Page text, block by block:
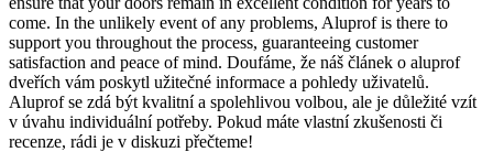
come. In the unlikely event of any problems, Aluprof is there to
support you throughout the process, guaranteeing customer
satisfaction and peace of mind. Doufáme, že náš článek o aluprof
dveřích vám poskytl užitečné informace a pohledy uživatelů.
Aluprof se zdá být kvalitní a spolehlivou volbou, ale je důležité vzít
v úvahu individuální potřeby. Pokud máte vlastní zkušenosti či
recenze, rádi je v diskuzi přečteme!